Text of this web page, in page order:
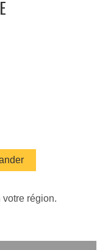
région.